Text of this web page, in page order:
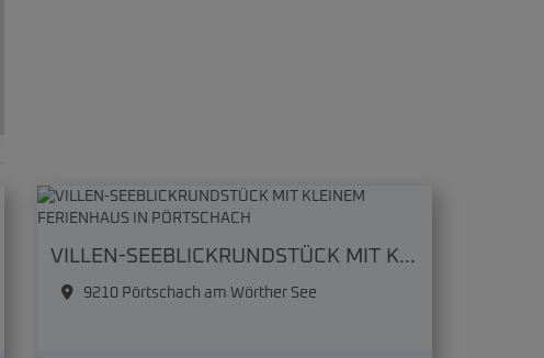
VILLEN-SEEBLICKRUNDSTÜCK MIT KLEINEM FERIENHAUS IN PÖRTSCHACH
9210 Pörtschach am Wörther See